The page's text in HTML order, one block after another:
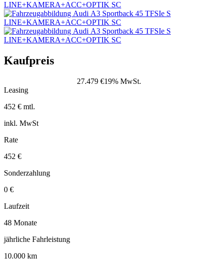
Kaufpreis
27.479 €19% MwSt.
Leasing
452 € mtl.
inkl. MwSt
Rate
452 €
Sonderzahlung
0 €
Laufzeit
48 Monate
jährliche Fahrleistung
10.000 km